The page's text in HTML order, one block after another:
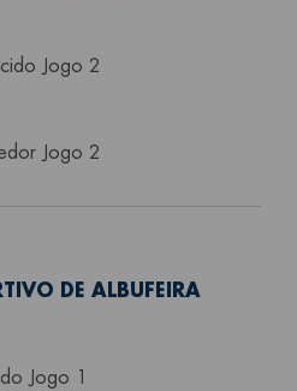
Jogo 2
Jogo 2
DE ALBUFEIRA
Jogo 1